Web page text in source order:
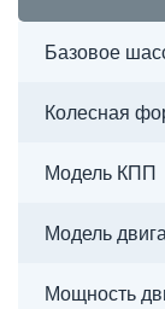
Базовое
Колесная
Модель КПП
Модель
Мощность